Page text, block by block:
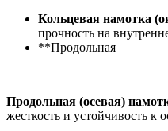
Кольцевая намотка
прочность на
**Продольная
Продольная (осевая)
жесткость и устойчивость к